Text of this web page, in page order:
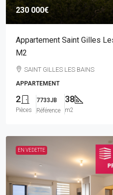
230 000€
Appartement Saint Gilles
M2
SAINT GILLES LES BAINS
APPARTEMENT
2
Pièces
7733JB
Référence
38
m2
EN VEDETTE